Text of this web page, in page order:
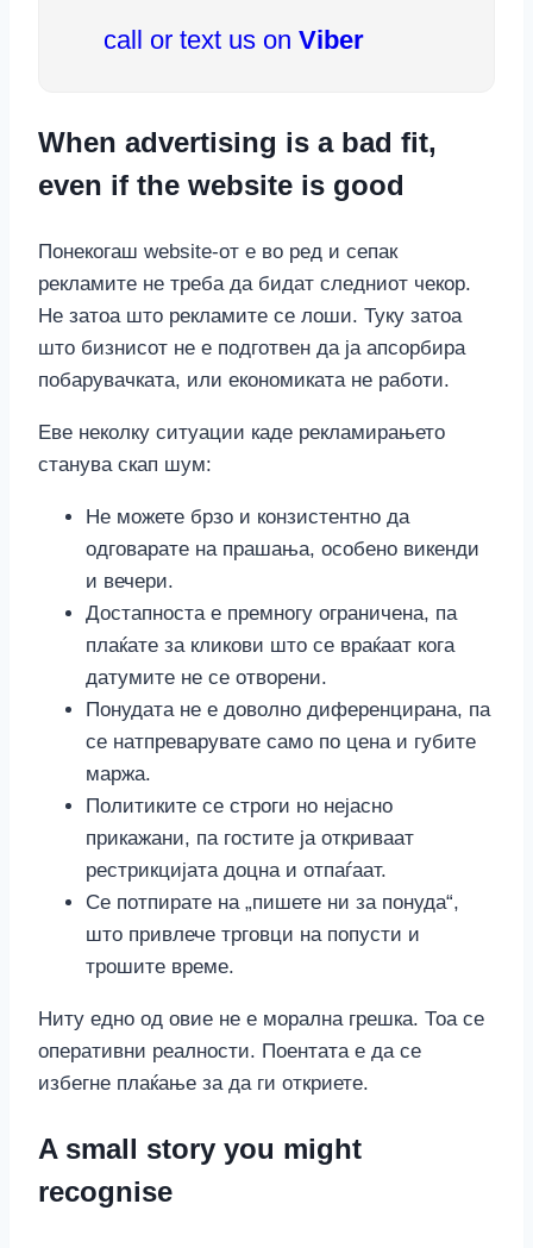
call or text us on Viber
When advertising is a bad fit,
even if the website is good
Понекогаш website-от е во ред и сепак
рекламите не треба да бидат следниот чекор.
Не затоа што рекламите се лоши. Туку затоа
што бизнисот не е подготвен да ја апсорбира
побарувачката, или економиката не работи.
Еве неколку ситуации каде рекламирањето
станува скап шум:
Не можете брзо и конзистентно да
одговарате на прашања, особено викенди
и вечери.
Достапноста е премногу ограничена, па
плаќате за кликови што се враќаат кога
датумите не се отворени.
Понудата не е доволно диференцирана, па
се натпреварувате само по цена и губите
маржа.
Политиките се строги но нејасно
прикажани, па гостите ја откриваат
рестрикцијата доцна и отпаѓаат.
Се потпирате на „пишете ни за понуда“,
што привлече трговци на попусти и
трошите време.
Ниту едно од овие не е морална грешка. Тоа се
оперативни реалности. Поентата е да се
избегне плаќање за да ги откриете.
A small story you might
recognise